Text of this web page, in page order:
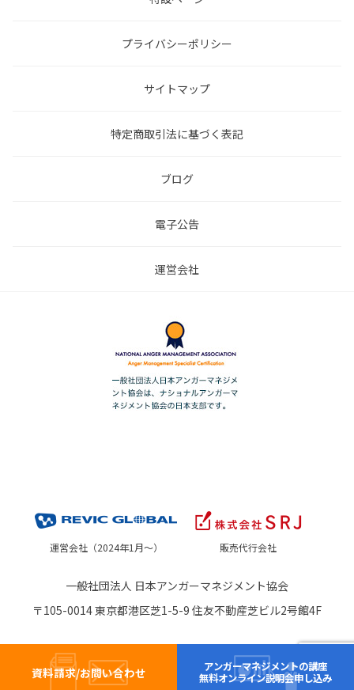
プライバシーポリシー
サイトマップ
特定商取引法に基づく表記
ブログ
電子公告
運営会社
運営会社（2024年1月～） 販売代行会社
一般社団法人 日本アンガーマネジメント協会
〒105-0014 東京都港区芝1-5-9 住友不動産芝ビル2号館4F
資料請求/お問い合わせ
アンガーマネジメントの講座
無料オンライン説明会申し込み